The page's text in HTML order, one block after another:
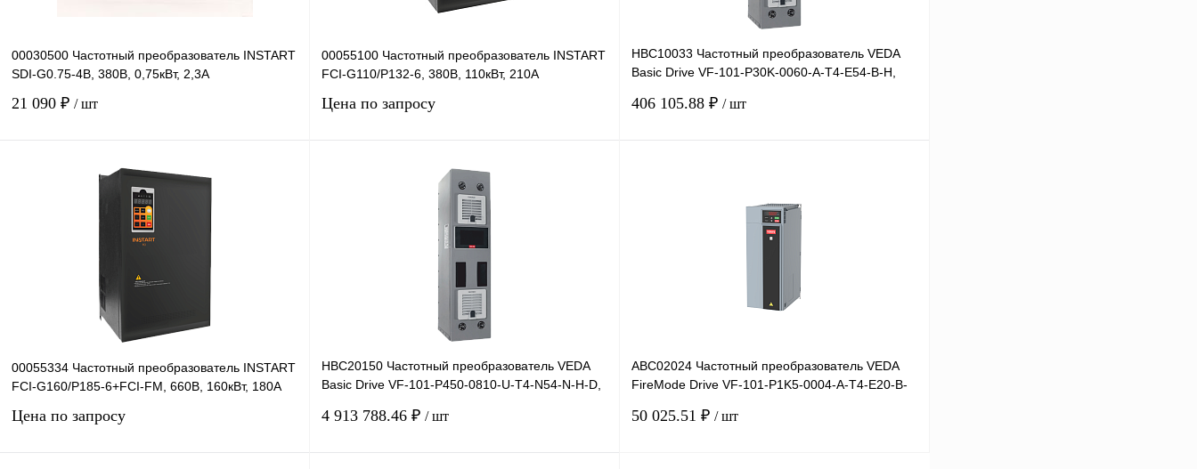
00030500 Частотный преобразователь INSTART
SDI-G0.75-4B, 380В, 0,75кВт, 2,3А
21 090 ₽ / шт
В корзину
Купить в 1 клик
наличии
00055100 Частотный преобразователь INSTART
FCI-G110/P132-6, 380В, 110кВт, 210А
Цена по запросу
Запросить цену
Сравнение
HBC10033 Частотный преобразователь VEDA
Basic Drive VF-101-P30K-0060-A-T4-E54-B-H,
406 105.88 ₽ / шт
Под заказ
00055334 Частотный преобразователь INSTART
FCI-G160/P185-6+FCI-FM, 660В, 160кВт, 180А
Цена по запросу
HBC20150 Частотный преобразователь VEDA
Basic Drive VF-101-P450-0810-U-T4-N54-N-H-D,
4 913 788.46 ₽ / шт
ABC02024 Частотный преобразователь VEDA
FireMode Drive VF-101-P1K5-0004-A-T4-E20-B-
50 025.51 ₽ / шт